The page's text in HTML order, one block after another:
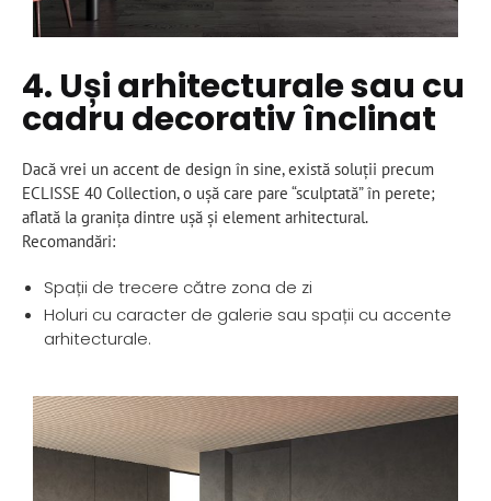
4. Uși arhitecturale sau cu
cadru decorativ înclinat
Dacă vrei un accent de design în sine, există soluții precum
ECLISSE 40 Collection, o ușă care pare “sculptată” în perete;
aflată la granița dintre ușă și element arhitectural.
Recomandări:
Spații de trecere către zona de zi
Holuri cu caracter de galerie sau spații cu accente
arhitecturale.